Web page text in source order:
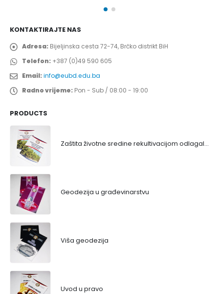
KONTAKTIRAJTE NAS
Adresa: Bijeljinska cesta 72-74, Brčko distrikt BiH
Telefon: +387 (0)49 590 605
Email:info@eubd.edu.ba
Radno vrijeme: Pon - Sub / 08:00 - 19:00
PRODUCTS
Zaštita životne sredine rekultivacijom odlagališta
Geodezija u građevinarstvu
Viša geodezija
Uvod u pravo